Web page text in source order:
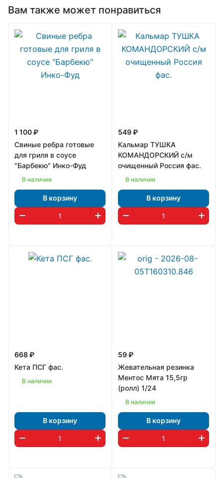
Вам также может понравиться
1 100 ₽
Свиные ребра готовые
для гриля в соусе
"Барбекю" Инко-Фуд
В наличии
В корзину
549 ₽
Кальмар ТУШКА
КОМАНДОРСКИЙ с/м
очищенный Россия фас.
В наличии
В корзину
668 ₽
Кета ПСГ фас.
В наличии
В корзину
59 ₽
Жевательная резинка
Ментос Мята 15,5гр
(ролл) 1/24
В наличии
В корзину